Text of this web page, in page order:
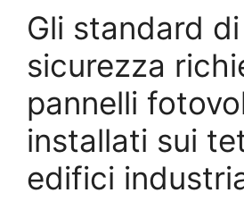
Gli standard di
sicurezza
pannelli
installati sui
edifici